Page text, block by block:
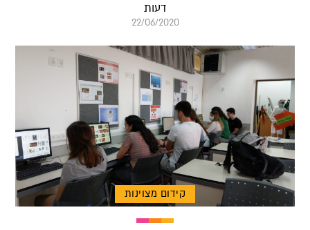
דעות
22/06/2020
קידום מצוינות